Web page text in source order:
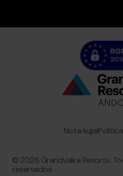
© 2026 Grandvalira Resorts.
reservados
Granvalira
Nota legal